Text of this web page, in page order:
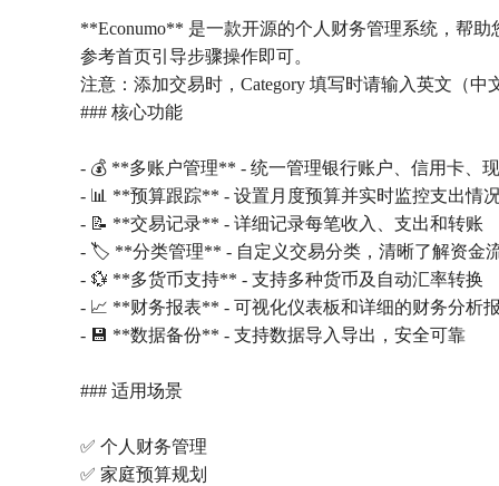
**Econumo** 是一款开源的个人财务管理系统，帮
参考首页引导步骤操作即可。
注意：添加交易时，Category 填写时请输入英文（中
### 核心功能
- 💰 **多账户管理** - 统一管理银行账户、信用卡、
- 📊 **预算跟踪** - 设置月度预算并实时监控支出情
- 📝 **交易记录** - 详细记录每笔收入、支出和转账
- 🏷️ **分类管理** - 自定义交易分类，清晰了解资金
- 💱 **多货币支持** - 支持多种货币及自动汇率转换
- 📈 **财务报表** - 可视化仪表板和详细的财务分析
- 💾 **数据备份** - 支持数据导入导出，安全可靠
### 适用场景
✅ 个人财务管理
✅ 家庭预算规划